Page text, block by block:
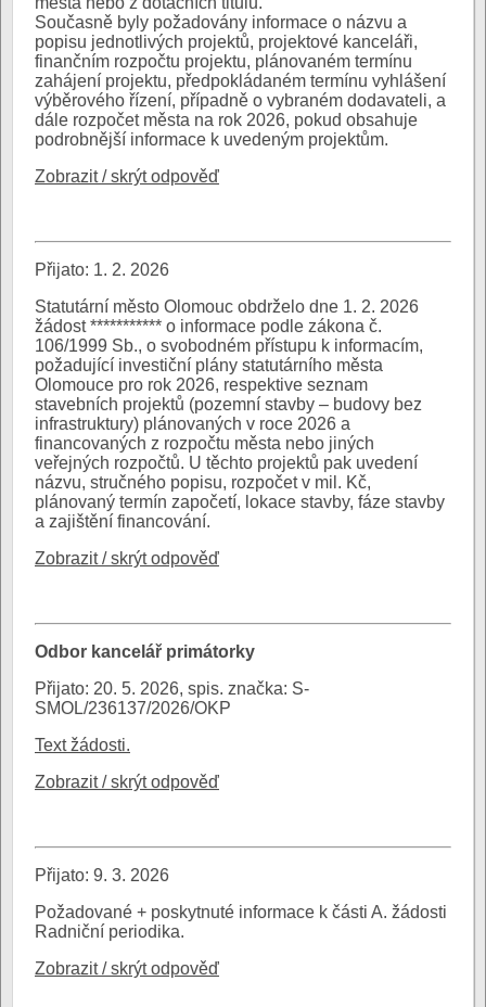
Současně byly požadovány informace o názvu a
popisu jednotlivých projektů, projektové kanceláři,
finančním rozpočtu projektu, plánovaném termínu
zahájení projektu, předpokládaném termínu vyhlášení
výběrového řízení, případně o vybraném dodavateli, a
dále rozpočet města na rok 2026, pokud obsahuje
podrobnější informace k uvedeným projektům.
Zobrazit / skrýt odpověď
Přijato: 1. 2. 2026
Statutární město Olomouc obdrželo dne 1. 2. 2026
žádost *********** o informace podle zákona č.
106/1999 Sb., o svobodném přístupu k informacím,
požadující investiční plány statutárního města
Olomouce pro rok 2026, respektive seznam
stavebních projektů (pozemní stavby – budovy bez
infrastruktury) plánovaných v roce 2026 a
financovaných z rozpočtu města nebo jiných
veřejných rozpočtů. U těchto projektů pak uvedení
názvu, stručného popisu, rozpočet v mil. Kč,
plánovaný termín započetí, lokace stavby, fáze stavby
a zajištění financování.
Zobrazit / skrýt odpověď
Odbor kancelář primátorky
Přijato: 20. 5. 2026, spis. značka: S-
SMOL/236137/2026/OKP
Text žádosti.
Zobrazit / skrýt odpověď
Přijato: 9. 3. 2026
Požadované + poskytnuté informace k části A. žádosti
Radniční periodika.
Zobrazit / skrýt odpověď